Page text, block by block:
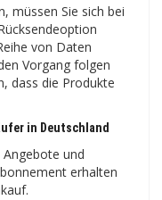
müssen Sie sich bei
von Daten
Vorgang folgen
dass die Produkte
in Deutschland
und
erhalten